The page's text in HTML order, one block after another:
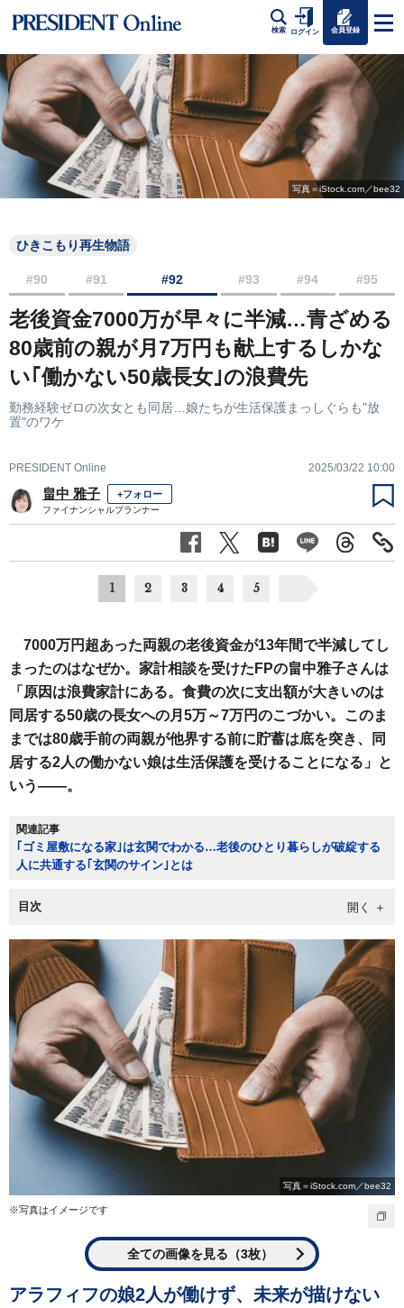
検索 ログイン 会員登録
写真＝iStock.com／bee32
ひきこもり再生物語
#90 #91 #92 #93 #94 #95
老後資金7000万が早々に半減…青ざめる
80歳前の親が月7万円も献上するしかな
い｢働かない50歳長女｣の浪費先
勤務経験ゼロの次女とも同居…娘たちが生活保護まっしぐらも"放
置"のワケ
PRESIDENT Online 2025/03/22 10:00
畠中 雅子 +フォロー
ファイナンシャルプランナー
1 2 3 4 5
7000万円超あった両親の老後資金が13年間で半減してし
まったのはなぜか。家計相談を受けたFPの畠中雅子さんは
「原因は浪費家計にある。食費の次に支出額が大きいのは
同居する50歳の長女への月5万～7万円のこづかい。このま
までは80歳手前の両親が他界する前に貯蓄は底を突き、同
居する2人の働かない娘は生活保護を受けることになる」と
いう――。
関連記事
｢ゴミ屋敷になる家｣は玄関でわかる…老後のひとり暮らしが破綻する
人に共通する｢玄関のサイン｣とは
目次
写真＝iStock.com／bee32
※写真はイメージです
全ての画像を見る（3枚）
アラフィフの娘2人が働けず、未来が描けない